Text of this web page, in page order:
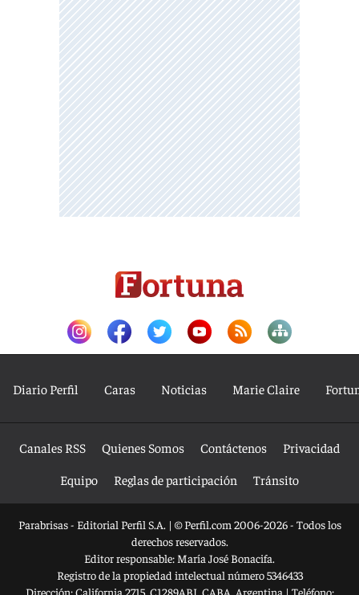
Diario Perfil Caras Noticias Marie Claire
Canales RSS Quienes Somos Contáctenos
Privacidad
Equipo
Reglas de participación Tránsito
Parabrisas - Editorial Perfil S.A. | © Perfil.com 2006-2026 - Todos los
derechos reservados.
Editor responsable: María José Bonacifa.
Registro de la propiedad intelectual número 5346433
Dirección:California 2715, C1289ABI, CABA, Argentina | Teléfono: